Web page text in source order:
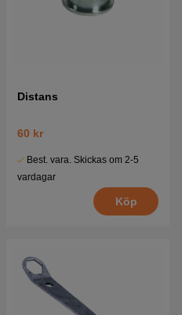
Distans
60 kr
Best. vara. Skickas om 2-5
vardagar
Köp